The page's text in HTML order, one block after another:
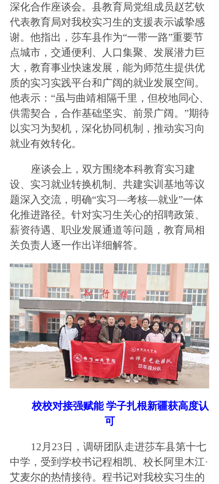
深化合作座谈会。县教育局党组成员赵艺钦
代表教育局对我校实习生的支援表示诚挚感
谢。他指出，莎车县作为“一带一路”重要节
点城市，交通便利、人口集聚、发展潜力巨
大，教育事业快速发展，能为师范生提供优
质的实习实践平台和广阔的就业发展空间。
他表示：“虽与曲靖相隔千里，但校地同心、
供需契合，合作基础坚实、前景广阔。”期待
以实习为契机，深化协同机制，推动实习向
就业有效转化。
座谈会上，双方围绕本科教育实习建
设、 实习就业转换机制、 共建实训基地等议
题深入交流，明确“实习—考核—就业”一体
化推进路径。针对实习生关心的招聘政策、
薪资待遇、职业发展通道等问题，教育局相
关负责人逐一作出详细解答。
校校对接强赋能 学子扎根新疆获高度认
可
12月23日，调研团队走进莎车县第十七
中学，受到学校书记程相凯、校长阿里木江·
艾麦尔的热情接待。程书记对我校实习生的